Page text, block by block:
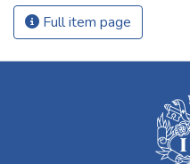
Full item page